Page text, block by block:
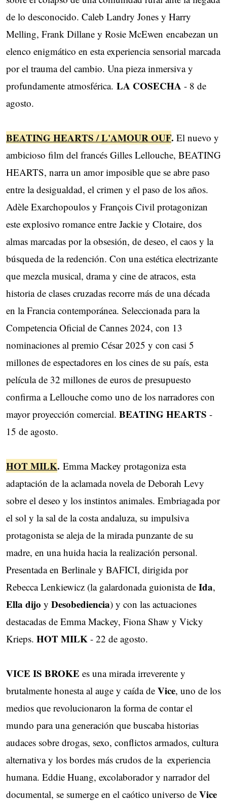
de lo desconocido. Caleb Landry Jones y Harry
Melling, Frank Dillane y Rosie McEwen encabezan un
elenco enigmático en esta experiencia sensorial marcada
por el trauma del cambio. Una pieza inmersiva y
profundamente atmosférica. LA COSECHA - 8 de
agosto.
BEATING HEARTS /L'AMOUR OUF. El nuevo y
ambicioso film del francés Gilles Lellouche, BEATING
HEARTS, narra un amor imposible que se abre paso
entre la desigualdad, el crimen y el paso de los años.
Adèle Exarchopoulos y François Civil protagonizan
este explosivo romance entre Jackie y Clotaire, dos
almas marcadas por la obsesión, de deseo, el caos y la
búsqueda de la redención. Con una estética electrizante
que mezcla musical, drama y cine de atracos, esta
historia de clases cruzadas recorre más de una década
en la Francia contemporánea. Seleccionada para la
Competencia Oficial de Cannes 2024, con 13
nominaciones al premio César 2025 y con casi 5
millones de espectadores en los cines de su país, esta
película de 32 millones de euros de presupuesto
confirma a Lellouche como uno de los narradores con
mayor proyección comercial. BEATING HEARTS -
15 de agosto.
HOT MILK. Emma Mackey protagoniza esta
adaptación de la aclamada novela de Deborah Levy
sobre el deseo y los instintos animales. Embriagada por
el sol y la sal de la costa andaluza, su impulsiva
protagonista se aleja de la mirada punzante de su
madre, en una huida hacia la realización personal.
Presentada en Berlinale y BAFICI, dirigida por
Rebecca Lenkiewicz (la galardonada guionista de Ida,
Ella dijo y Desobediencia) y con las actuaciones
destacadas de Emma Mackey, Fiona Shaw y Vicky
Krieps. HOT MILK - 22 de agosto.
VICE IS BROKE es una mirada irreverente y
brutalmente honesta al auge y caída de Vice, uno de los
medios que revolucionaron la forma de contar el
mundo para una generación que buscaba historias
audaces sobre drogas, sexo, conflictos armados, cultura
alternativa y los bordes más crudos de la ​ experiencia
humana. Eddie Huang, excolaborador y narrador del
documental, se sumerge en el caótico universo de Vice